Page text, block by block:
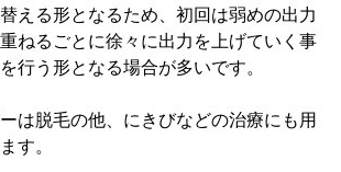
える形となるため、初回は弱めの出力
ねるごとに徐々に出力を上げていく事
行う形となる場合が多いです。
は脱毛の他、にきびなどの治療にも用
す。